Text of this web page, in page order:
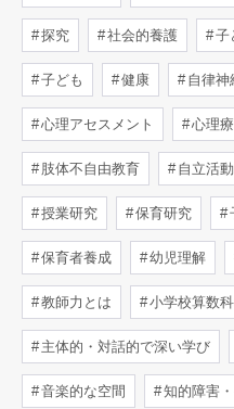
探究 社会的養護 子
子ども 健康 自律神
心理アセスメント 心理
肢体不自由教育 自立活動
授業研究 保育研究
保育者養成 幼児理解
教師力とは 小学校算数
主体的・対話的で深い学び
音楽的な空間 知的障害